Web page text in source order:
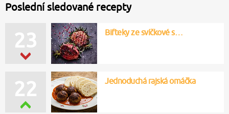
Poslední sledované recepty
23 Bifteky ze svíčkové s…
22 Jednoduchá rajská omáčka